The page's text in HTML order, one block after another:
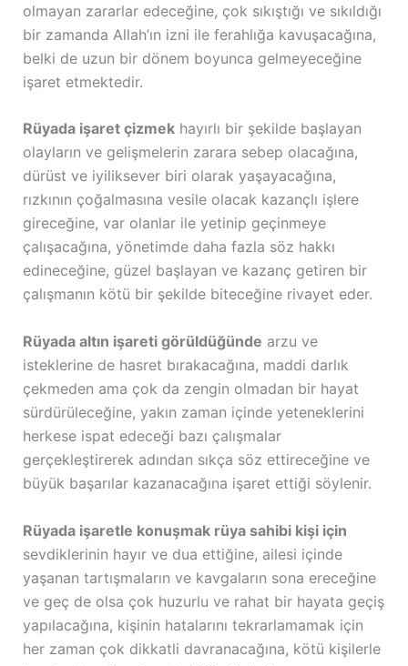
olmayan zararlar edeceğine, çok sıkıştığı ve sıkıldığı
bir zamanda Allah’ın izni ile ferahlığa kavuşacağına,
belki de uzun bir dönem boyunca gelmeyeceğine
işaret etmektedir.
Rüyada işaret çizmekhayırlı bir şekilde başlayan
olayların ve gelişmelerin zarara sebep olacağına,
dürüst ve iyiliksever biri olarak yaşayacağına,
rızkının çoğalmasına vesile olacak kazançlı işlere
gireceğine, var olanlar ile yetinip geçinmeye
çalışacağına, yönetimde daha fazla söz hakkı
edineceğine, güzel başlayan ve kazanç getiren bir
çalışmanın kötü bir şekilde biteceğine rivayet eder.
Rüyada altın işareti görüldüğünde arzu ve
isteklerine de hasret bırakacağına, maddi darlık
çekmeden ama çok da zengin olmadan bir hayat
sürdürüleceğine, yakın zaman içinde yeteneklerini
herkese ispat edeceği bazı çalışmalar
gerçekleştirerek adından sıkça söz ettireceğine ve
büyük başarılar kazanacağına işaret ettiği söylenir.
Rüyada işaretle konuşmak rüya sahibi kişi için
sevdiklerinin hayır ve dua ettiğine, ailesi içinde
yaşanan tartışmaların ve kavgaların sona ereceğine
ve geç de olsa çok huzurlu ve rahat bir hayata geçiş
yapılacağına, kişinin hatalarını tekrarlamamak için
her zaman çok dikkatli davranacağına, kötü kişilerle